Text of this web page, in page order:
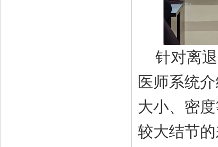
针对离
医师系统
大小、密
较大结节